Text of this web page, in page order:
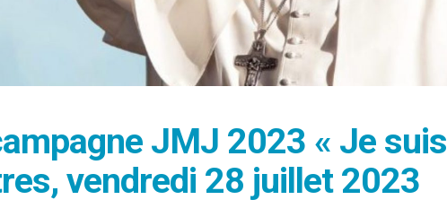
JMJ 2023 « Je suis
vendredi 28 juillet 2023